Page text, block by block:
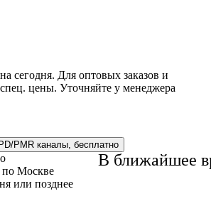
В ближайшее
сегодня. Для оптовых заказов и
цены. Уточняйте у менеджера
PMR каналы, бесплатно
по Москве
или позднее